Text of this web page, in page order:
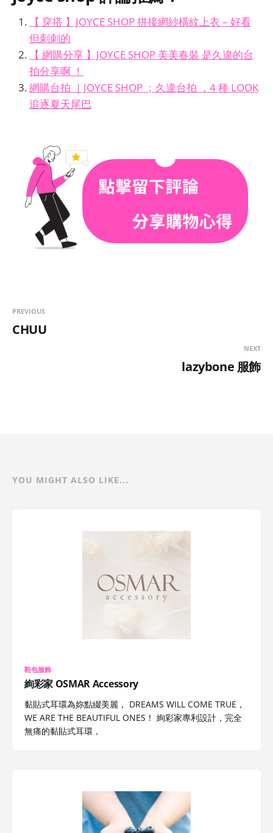
【 穿搭 】JOYCE SHOP 拼接網紗橫紋上衣 – 好看
但刺刺的
【 網購分享 】JOYCE SHOP 美美春裝 是久違的台
拍分享啊 ！
網購台拍 ｜JOYCE SHOP ；久違台拍 ，4 種 LOOK
追逐夏天尾巴
PREVIOUS
CHUU
NEXT
lazybone 服飾
YOU MIGHT ALSO LIKE...
鞋包服飾
絢彩家 OSMAR Accessory
黏貼式耳環為妳點綴美麗， DREAMS WILL COME TRUE，
WE ARE THE BEAUTIFUL ONES！ 絢彩家專利設計，完全
無痛的黏貼式耳環，